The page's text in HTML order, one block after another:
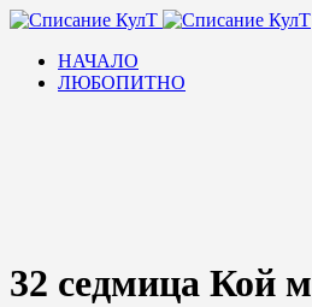
НАЧАЛО
ЛЮБОПИТНО
32 седмица Кой